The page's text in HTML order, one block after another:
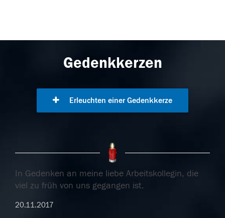
Gedenkkerzen
Erleuchten einer Gedenkkerze
In Gedenken an meine liebe Arbeitskollegin, die
viel zu früh von uns gegangen ist.
20.11.2017